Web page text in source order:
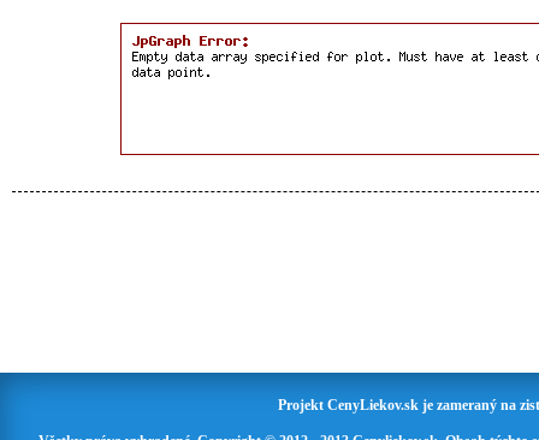
Projekt CenyLiekov.sk je zameraný na